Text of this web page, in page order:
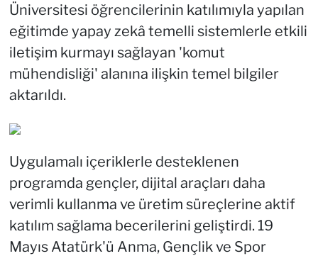
Üniversitesi öğrencilerinin katılımıyla yapılan
eğitimde yapay zekâ temelli sistemlerle etkili
iletişim kurmayı sağlayan 'komut
mühendisliği' alanına ilişkin temel bilgiler
aktarıldı.
Uygulamalı içeriklerle desteklenen
programda gençler, dijital araçları daha
verimli kullanma ve üretim süreçlerine aktif
katılım sağlama becerilerini geliştirdi. 19
Mayıs Atatürk'ü Anma, Gençlik ve Spor